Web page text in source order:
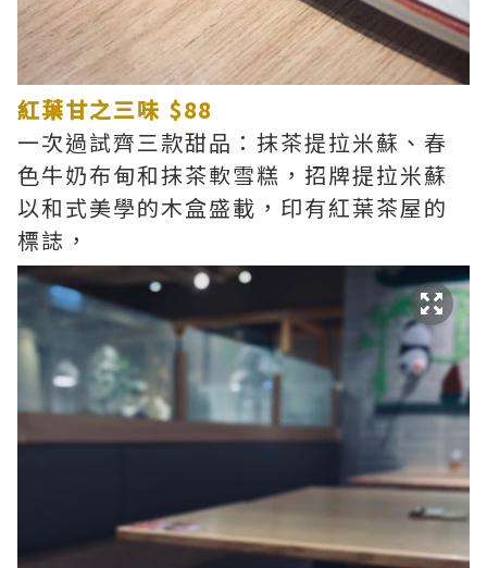
紅葉甘之三味 $88
一次過試齊三款甜品：抹茶提拉米蘇、春
色牛奶布甸和抹茶軟雪糕，招牌提拉米蘇
以和式美學的木盒盛載，印有紅葉茶屋的
標誌，